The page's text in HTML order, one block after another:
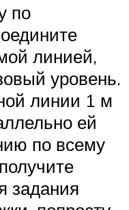
по
линией,
уровень.
линии 1 м
ей
по всему
задания